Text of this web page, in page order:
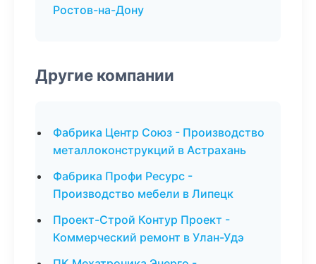
Ростов-на-Дону
Другие компании
Фабрика Центр Союз - Производство
металлоконструкций в Астрахань
Фабрика Профи Ресурс -
Производство мебели в Липецк
Проект-Строй Контур Проект -
Коммерческий ремонт в Улан-Удэ